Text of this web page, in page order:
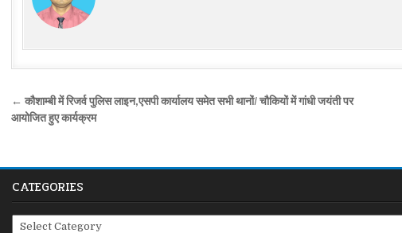
Post
navigation
← कौशाम्बी में रिजर्व पुलिस लाइन,एसपी कार्यालय समेत सभी थानों/ चौकियों में गांधी जयंती पर
आयोजित हुए कार्यक्रम
CATEGORIES
Categories